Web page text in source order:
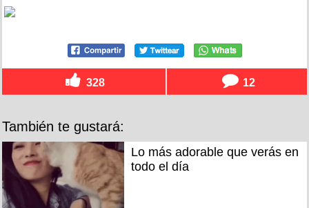
328 12
También te gustará:
Lo más adorable que verás en
todo el día